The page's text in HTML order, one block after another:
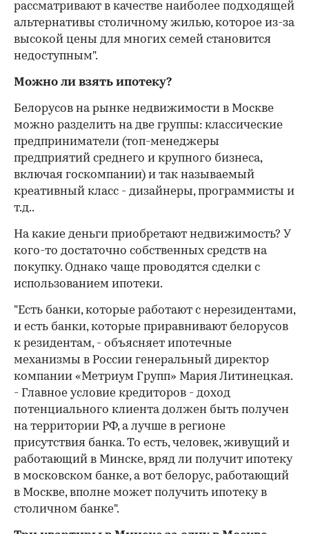
рассматривают в качестве наиболее подходящей
альтернативы столичному жилью, которое из-за
высокой цены для многих семей становится
недоступным".
Можно ли взять ипотеку?
Белорусов на рынке недвижимости в Москве
можно разделить на две группы: классические
предприниматели (топ-менеджеры
предприятий среднего и крупного бизнеса,
включая госкомпании) и так называемый
креативный класс - дизайнеры, программисты и
т.д..
На какие деньги приобретают недвижимость? У
кого-то достаточно собственных средств на
покупку. Однако чаще проводятся сделки с
использованием ипотеки.
"Есть банки, которые работают с нерезидентами,
и есть банки, которые приравнивают белорусов
к резидентам, - объясняет ипотечные
механизмы в России генеральный директор
компании «Метриум Групп» Мария Литинецкая.
- Главное условие кредиторов - доход
потенциального клиента должен быть получен
на территории РФ, а лучше в регионе
присутствия банка. То есть, человек, живущий и
работающий в Минске, вряд ли получит ипотеку
в московском банке, а вот белорус, работающий
в Москве, вполне может получить ипотеку в
столичном банке".